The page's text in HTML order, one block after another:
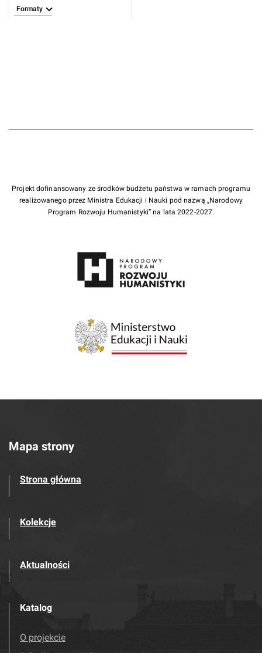
Formaty
Projekt dofinansowany ze środków budżetu państwa w ramach programu
realizowanego przez Ministra Edukacji i Nauki pod nazwą „Narodowy
Program Rozwoju Humanistyki” na lata 2022-2027.
Mapa strony
Strona główna
Kolekcje
Aktualności
Katalog
O projekcie